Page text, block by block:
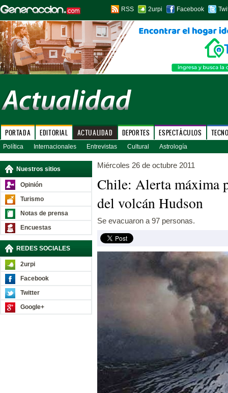
RSS 2urpi Facebook
PORTADA EDITORIAL ACTUALIDAD DEPORTES ESPECTÁCULOS
Política Internacionales Entrevistas Cultural Astrología
Nuestros sitios
Opinión
Turismo
Notas de prensa
Encuestas
REDES SOCIALES
2urpi
Facebook
Twitter
Google+
Miércoles 26 de octubre 2011
Chile: Alerta máxima
del volcán Hudson
Se evacuaron a 97 personas.